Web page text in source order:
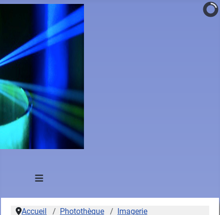
≡
Accueil Photothèque
Imagerie